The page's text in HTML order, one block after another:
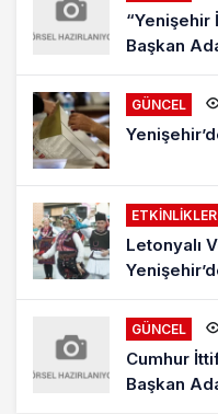
“Yenişehir
GÜNCEL
ETKINLIKLER
Letonyalı
GÜNCEL
Cumhur
Başkan